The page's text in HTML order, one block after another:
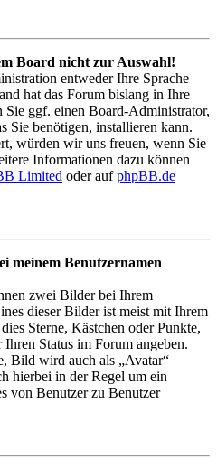
Board nicht zur Auswahl!
entweder Ihre Sprache
hat das Forum bislang in Ihre
Sie ggf. einen Board-Administrator,
Sie benötigen, installieren kann.
würden wir uns freuen, wenn Sie
Informationen dazu können
Limited oder aufphpBB.de
meinem Benutzernamen
zwei Bilder bei Ihrem
dieser Bilder ist meist mit Ihrem
Sterne, Kästchen oder Punkte,
Status im Forum angeben.
Bild wird auch als „Avatar“
hierbei in der Regel um ein
von Benutzer zu Benutzer